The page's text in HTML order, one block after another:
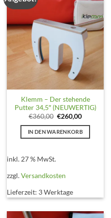
Klemm – Der stehende
Putter 34,5″ (NEUWERTIG)
€360,00 Ursprünglicher
war:
€360,00
€260,00Aktueller
ist:
€260,00.
IN DEN WARENKORB
inkl. 27 % MwSt.
zzgl.Versandkosten
Lieferzeit: 3 Werktage